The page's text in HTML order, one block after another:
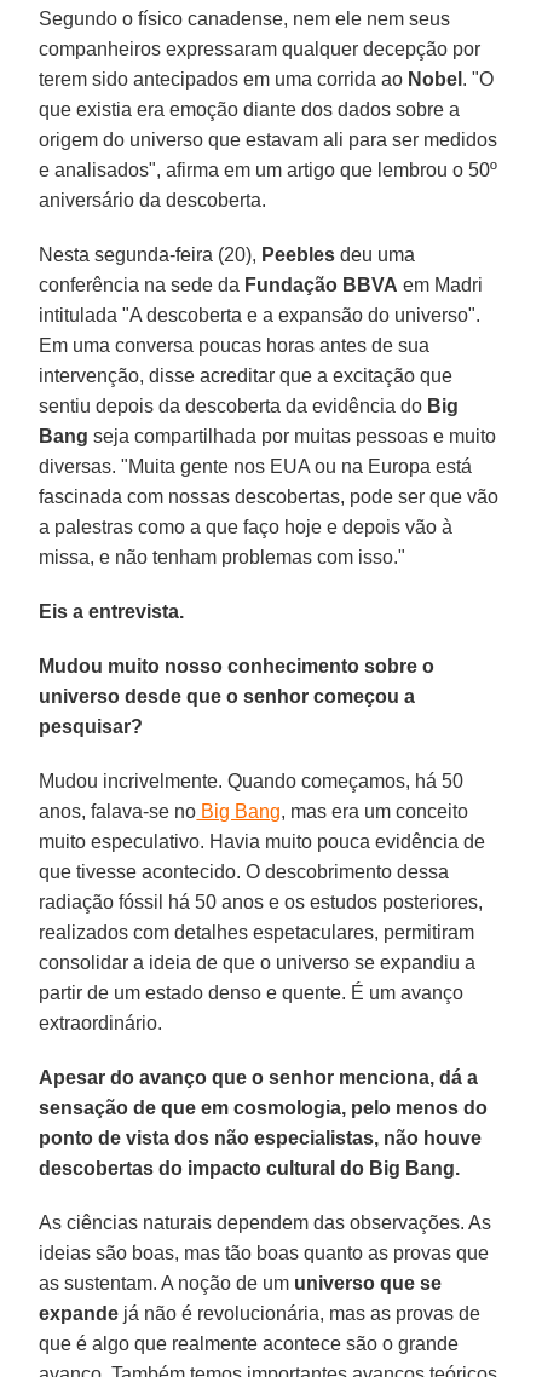
Segundo o físico canadense, nem ele nem seus
companheiros expressaram qualquer decepção por
terem sido antecipados em uma corrida ao Nobel . "O
que existia era emoção diante dos dados sobre a
origem do universo que estavam ali para ser medidos
e analisados", afirma em um artigo que lembrou o 50º
aniversário da descoberta.
Nesta segunda-feira (20), Peebles deu uma
conferência na sede da Fundação BBVA em Madri
intitulada "A descoberta e a expansão do universo".
Em uma conversa poucas horas antes de sua
intervenção, disse acreditar que a excitação que
sentiu depois da descoberta da evidência do Big
Bang seja compartilhada por muitas pessoas e muito
diversas. "Muita gente nos EUA ou na Europa está
fascinada com nossas descobertas, pode ser que vão
a palestras como a que faço hoje e depois vão à
missa, e não tenham problemas com isso."
Eis a entrevista.
Mudou muito nosso conhecimento sobre o
universo desde que o senhor começou a
pesquisar?
Mudou incrivelmente. Quando começamos, há 50
anos, falava-se no Big Bang, mas era um conceito
muito especulativo. Havia muito pouca evidência de
que tivesse acontecido. O descobrimento dessa
radiação fóssil há 50 anos e os estudos posteriores,
realizados com detalhes espetaculares, permitiram
consolidar a ideia de que o universo se expandiu a
partir de um estado denso e quente. É um avanço
extraordinário.
Apesar do avanço que o senhor menciona, dá a
sensação de que em cosmologia, pelo menos do
ponto de vista dos não especialistas, não houve
descobertas do impacto cultural do Big Bang.
As ciências naturais dependem das observações. As
ideias são boas, mas tão boas quanto as provas que
as sustentam. A noção de um universo que se
expande já não é revolucionária, mas as provas de
que é algo que realmente acontece são o grande